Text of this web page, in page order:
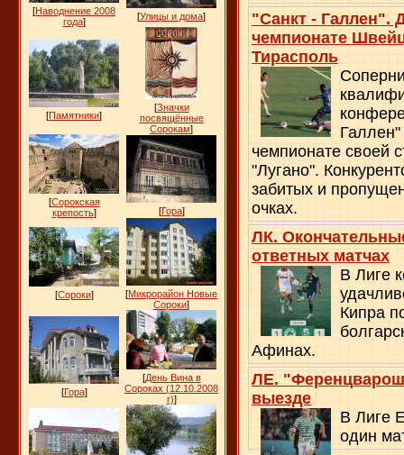
[Наводнение 2008
года] [Улицы и дома]
[Памятники]
[Значки
посвящённые
Сорокам]
[Сорокская
крепость] [Гора]
[Сороки] [Микрорайон Новые
Сороки]
[Гора]
[День Вина в
Сороках (12.10.2008
г)]
"Санкт - Галлен".
чемпионате
Тирасполь
Галлен"
чемпионате своей
"Лугано".
забитых и
очках.
ЛК.
ответных матчах
В Лиге
Кипра
Афинах.
ЛЕ.
выезде
В Лиге
один